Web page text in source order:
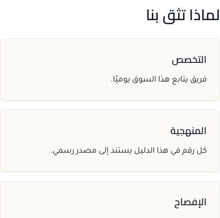
لماذا تثق بنا
التخصص
فريق يتابع هذا السوق يوميًا.
المنهجية
كل رقم في هذا الدليل يستند إلى مصدر رسمي.
الإفصاح